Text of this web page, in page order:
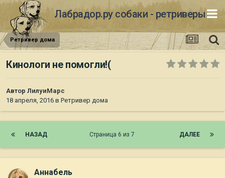
Лабрадор.ру собаки - ретриверы
Ретривер дома
Кинологи не помогли!(
Автор ЛилуиМарс
18 апреля, 2016 в Ретривер дома
НАЗАД ДАЛЕЕ
Страница 6 из 7
Aннaбель